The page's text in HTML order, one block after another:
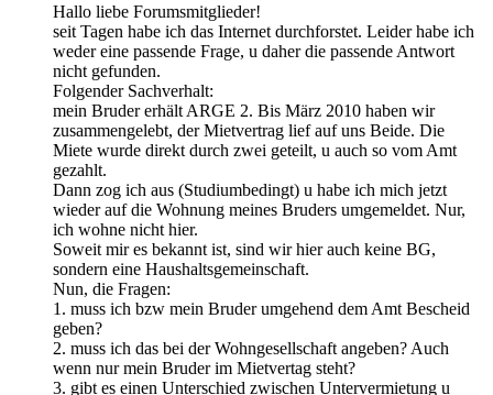
Hallo liebe Forumsmitglieder!
seit Tagen habe ich das Internet durchforstet. Leider habe ich
weder eine passende Frage, u daher die passende Antwort
nicht gefunden.
Folgender Sachverhalt:
mein Bruder erhält ARGE 2. Bis März 2010 haben wir
zusammengelebt, der Mietvertrag lief auf uns Beide. Die
Miete wurde direkt durch zwei geteilt, u auch so vom Amt
gezahlt.
Dann zog ich aus (Studiumbedingt) u habe ich mich jetzt
wieder auf die Wohnung meines Bruders umgemeldet. Nur,
ich wohne nicht hier.
Soweit mir es bekannt ist, sind wir hier auch keine BG,
sondern eine Haushaltsgemeinschaft.
Nun, die Fragen:
1. muss ich bzw mein Bruder umgehend dem Amt Bescheid
geben?
2. muss ich das bei der Wohngesellschaft angeben? Auch
wenn nur mein Bruder im Mietvertag steht?
3. gibt es einen Unterschied zwischen Untervermietung u